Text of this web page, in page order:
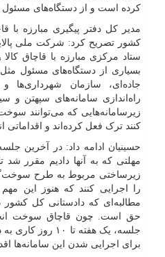
کرده است و از دستگاه‌های
مدیر کل دفتر پیگیری مبارزه با
کشور تصریح کرد: شرکت ملی
ستاد مرکزی مبارزه با قاچاق
بسیاری از دستگاه‌های مسئول
جاده‌ای، سازمان شهرداری‌ها
راه‌اندازی سامانه‌های سپهتن و
زیرسامانه‌هایی که می‌توانند
کنند ترک فعل کرده‌اند و اقداماتی
حسینیان ادامه داد: در آخرین
زیرساختی مربوط به طرح
را اجرایی کنند که هنوز این
مطالبه‌ای که دادستانی کل کشور
حق است. چون قاچاق سوخت
جلسه، یک هفته تا
برای اجرایی شدن این سامانه‌ها